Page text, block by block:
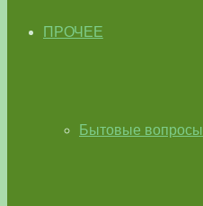
ПРОЧЕЕ
Бытовые вопросы